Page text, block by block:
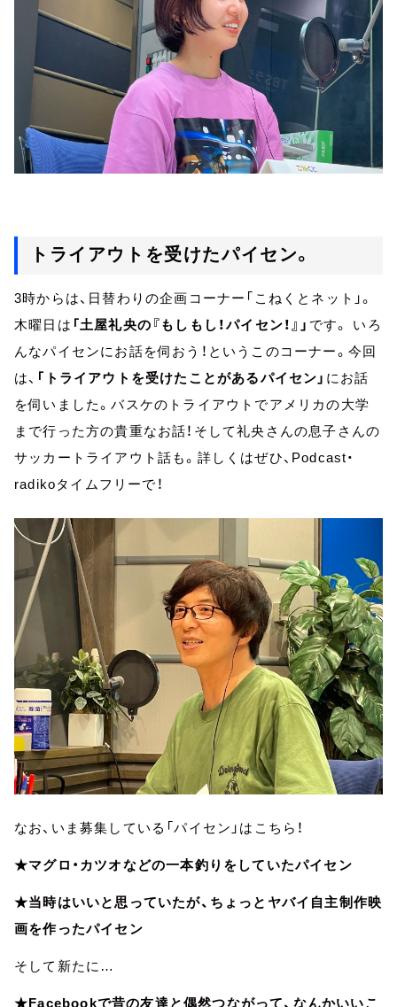
トライアウトを受けたパイセン。
3時からは、日替わりの企画コーナー「こねくとネット」。
木曜日は 「土屋礼央の『もしもし！パイセン！』」 です。 いろ
んなパイセンにお話を伺おう！というこのコーナー。今回
は、 「トライアウトを受けたことがあるパイセン」 にお話
を伺いました。バスケのトライアウトでアメリカの大学
まで行った方の貴重なお話！そして礼央さんの息子さんの
サッカートライアウト話も。詳しくはぜひ、Podcast・
radikoタイムフリーで！
なお、いま募集している「パイセン」はこちら！
★マグロ・カツオなどの一本釣りをしていたパイセン
★当時はいいと思っていたが、ちょっとヤバイ自主制作映
画を作ったパイセン
そして新たに…
★Facebookで昔の友達と偶然つながって、なんかいいこ